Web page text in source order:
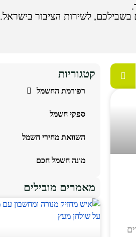
לשירות הציבור בישראל.
קטגוריות
רפורמת החשמל
ספקי חשמל
השוואת מחירי חשמל
מונה חשמל חכם
מאמרים מובילים